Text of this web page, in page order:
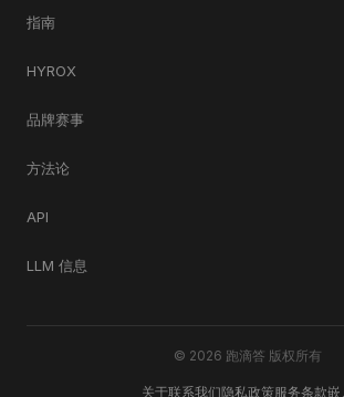
指南
HYROX
品牌赛事
方法论
API
LLM 信息
© 2026 跑滴答 版权所有
关于联系我们隐私政策服务条款嵌